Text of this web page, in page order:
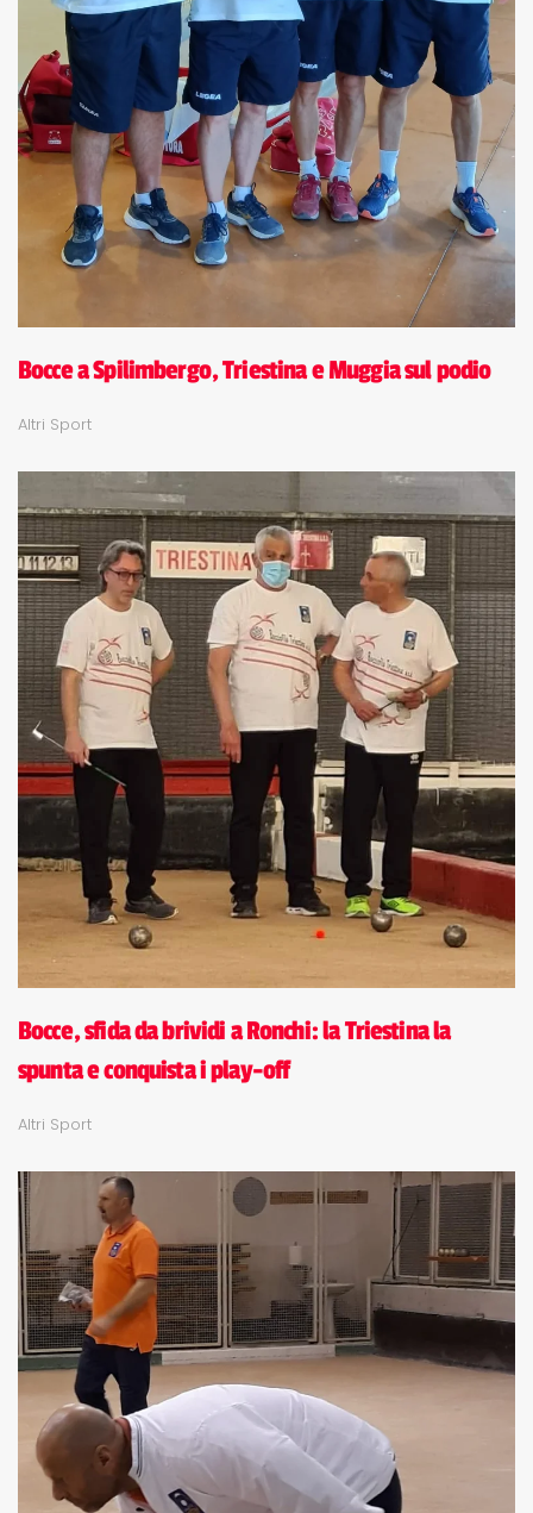
Bocce a Spilimbergo, Triestina e Muggia sul podio
Altri Sport
Bocce, sfida da brividi a Ronchi: la Triestina la
spunta e conquista i play-off
Altri Sport